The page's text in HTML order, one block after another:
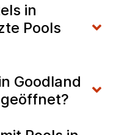
in
Pools
Goodland